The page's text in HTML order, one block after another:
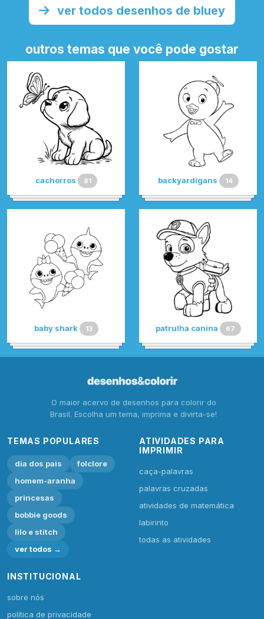
ver todos desenhos de bluey
outros temas que você pode gostar
cachorros 81 backyardigans 14
baby shark 13 patrulha canina 67
O maior acervo de desenhos para colorir do
Brasil. Escolha um tema, imprima e divirta-se!
TEMAS POPULARES
dia dos pais
folclore
homem-aranha
princesas
bobbie goods
lilo e stitch
ver todos →
ATIVIDADES PARA
IMPRIMIR
caça-palavras
palavras cruzadas
atividades de matemática
labirinto
todas as atividades
INSTITUCIONAL
sobre nós
política de privacidade